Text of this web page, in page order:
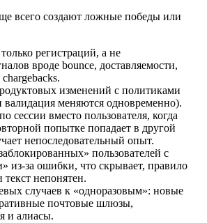
всего создают ложные победы или
регистраций, а не
вроде bounce, доставляемости,
изменений с политиками
валидация меняются одновременно).
сессии вместо пользователя, когда
попытке попадает в другой
непоследовательный опыт.
пользователей с
из‑за ошибки, что скрывает, правило
непонятен.
случаев к «одноразовым»: новые
почтовые шлюзы,
и алиасы.